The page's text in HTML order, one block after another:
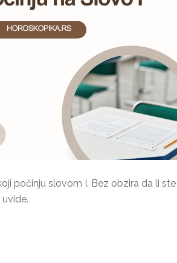
počinju slovom I. Bez obzira da li